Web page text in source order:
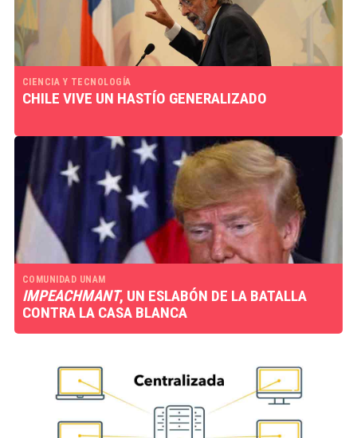
CIENCIA Y TECNOLOGÍA
CHILE VIVE UN HASTÍO GENERALIZADO
COMUNIDAD UNAM
IMPEACHMANT, UN ESLABÓN DE LA BATALLA
CONTRA LA CASA BLANCA